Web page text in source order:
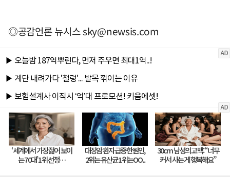
◎공감언론 뉴시스sky@newsis.com